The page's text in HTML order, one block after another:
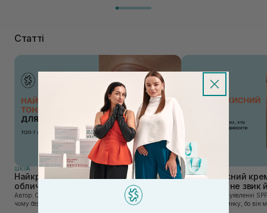
Статті
ШКIРА
Найкращі тонери та тоніки для
обличчя: ТОП-7 засобів
Автор: Олеся Вакулко [artnav] У цій статті ми пояснимо,
чому без тонера ваш крем працює лише на 50%, і як
ШКIРА
Сонцезахисний
тих, хто ще не звик
Якщо у вашому уявленні
лише на відпочинку, бо він